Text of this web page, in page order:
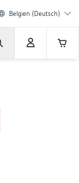
Belgien (Deutsch)